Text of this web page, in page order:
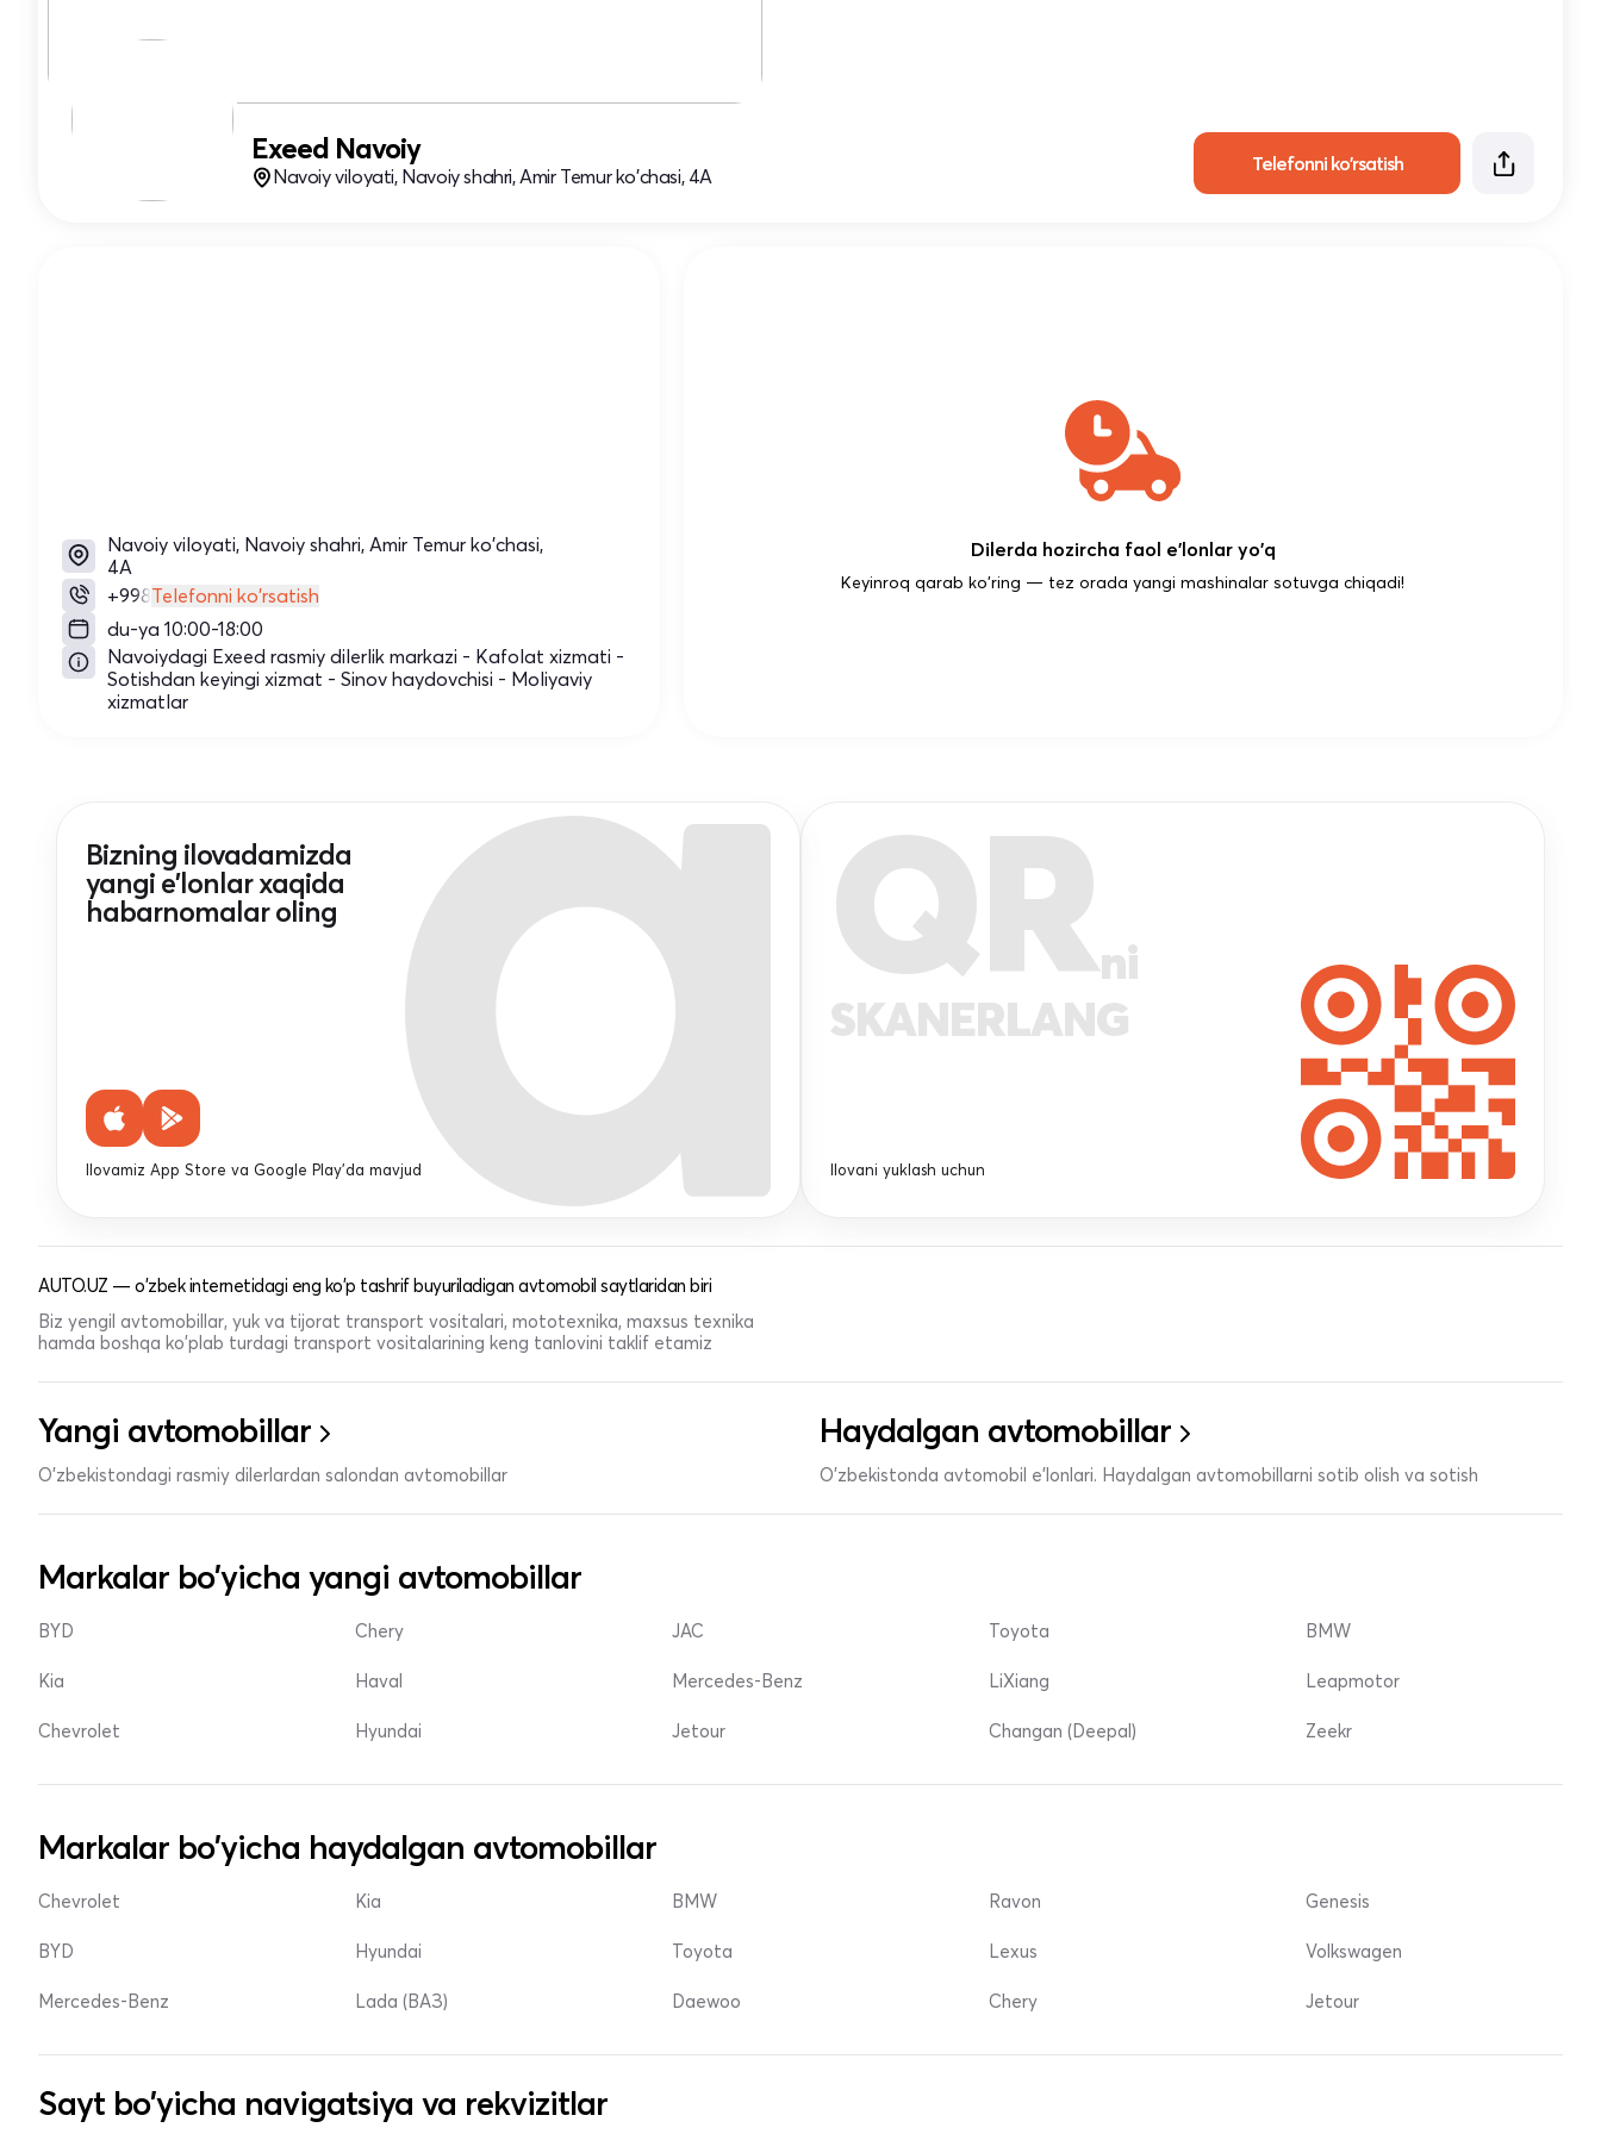
Exeed Navoiy
Navoiy viloyati, Navoiy shahri, Amir Temur ko'chasi, 4A
Telefonni ko'rsatish
Navoiy viloyati, Navoiy shahri, Amir Temur ko'chasi,
4A
+998Telefonni ko'rsatish
du-ya 10:00-18:00
Navoiydagi Exeed rasmiy dilerlik markazi - Kafolat xizmati -
Sotishdan keyingi xizmat - Sinov haydovchisi - Moliyaviy
xizmatlar
Dilerda hozircha faol e'lonlar yo'q
Keyinroq qarab ko'ring — tez orada yangi mashinalar sotuvga chiqadi!
Bizning ilovadamizda
yangi e'lonlar xaqida
habarnomalar oling
Ilovamiz App Store va Google Play'da mavjud
QRni
SKANERLANG
Ilovani yuklash uchun
AUTO.UZ — o'zbek internetidagi eng ko'p tashrif buyuriladigan avtomobil saytlaridan biri
Biz yengil avtomobillar, yuk va tijorat transport vositalari, mototexnika, maxsus texnika
hamda boshqa ko'plab turdagi transport vositalarining keng tanlovini taklif etamiz
Yangi avtomobillar
O'zbekistondagi rasmiy dilerlardan salondan avtomobillar
Haydalgan avtomobillar
O'zbekistonda avtomobil e’lonlari. Haydalgan avtomobillarni sotib olish va sotish
Markalar bo'yicha yangi avtomobillar
BYD
Kia
Chevrolet
Chery
Haval
Hyundai
JAC
Mercedes-Benz
Jetour
Toyota
LiXiang
Changan (Deepal)
BMW
Leapmotor
Zeekr
Markalar bo'yicha haydalgan avtomobillar
Chevrolet
BYD
Mercedes-Benz
Kia
Hyundai
Lada (ВАЗ)
BMW
Toyota
Daewoo
Ravon
Lexus
Chery
Genesis
Volkswagen
Jetour
Sayt bo'yicha navigatsiya va rekvizitlar